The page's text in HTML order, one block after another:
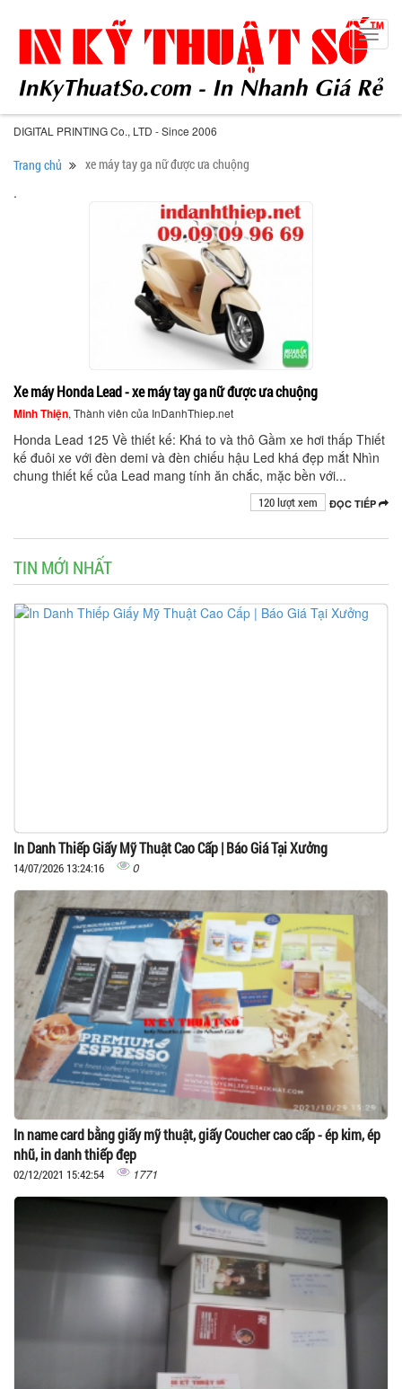
DIGITAL PRINTING Co., LTD - Since 2006
Trang chủ xe máy tay ga nữ được ưa chuộng
.
Xe máy Honda Lead - xe máy tay ga nữ được ưa chuộng
Minh Thiện, Thành viên của InDanhThiep.net
Honda Lead 125 Về thiết kế: Khá to và thô Gầm xe hơi thấp Thiết
kế đuôi xe với đèn demi và đèn chiếu hậu Led khá đẹp mắt Nhìn
chung thiết kế của Lead mang tính ăn chắc, mặc bền với...
ĐỌC TIẾP
120 lượt xem
TIN MỚI NHẤT
In Danh Thiếp Giấy Mỹ Thuật Cao Cấp | Báo Giá Tại Xưởng
14/07/2026 13:24:16 0
In name card bằng giấy mỹ thuật, giấy Coucher cao cấp - ép kim, ép
nhũ, in danh thiếp đẹp
02/12/2021 15:42:54 1771